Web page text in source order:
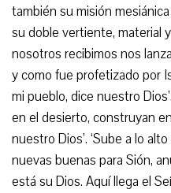
también su misión
su doble vertiente, material
nosotros recibimos nos
y como fue profetizado por
mi pueblo, dice nuestro
en el desierto, construyan
nuestro Dios’. ‘Sube a lo
nuevas buenas para Sión,
está su Dios. Aquí llega el